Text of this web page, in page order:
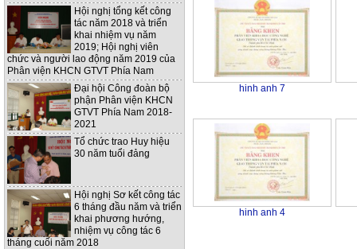
Hội nghị tổng kết công
tác năm 2018 và triển
khai nhiệm vụ năm
2019; Hội nghị viên
chức và người lao động năm 2019 của
Phân viện KHCN GTVT Phía Nam
Đại hội Công đoàn bộ
phận Phân viện KHCN
GTVT Phía Nam 2018-
2021
Tổ chức trao Huy hiệu
30 năm tuổi đảng
Hội nghị Sơ kết công tác
6 tháng đầu năm và triển
khai phương hướng,
nhiệm vụ công tác 6
tháng cuối năm 2018
hinh anh 7
hinh anh 4